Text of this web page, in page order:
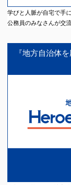
学びと人脈が自宅で手
公務員のみなさんが交
『地方自治体